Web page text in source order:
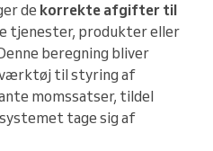
de korrekte afgifter til
tjenester, produkter eller
beregning bliver
til styring af
momssatser, tildel
tage sig af